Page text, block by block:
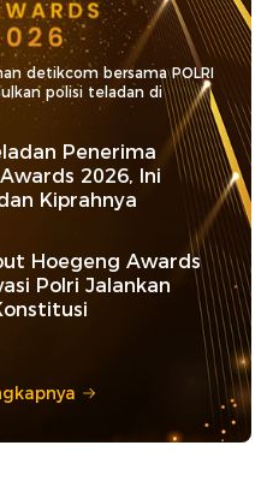
detikcom bersama POLRI
polisi teladan di
Penerima
2026, Ini
Kiprahnya
Hoegeng Awards
Polri Jalankan